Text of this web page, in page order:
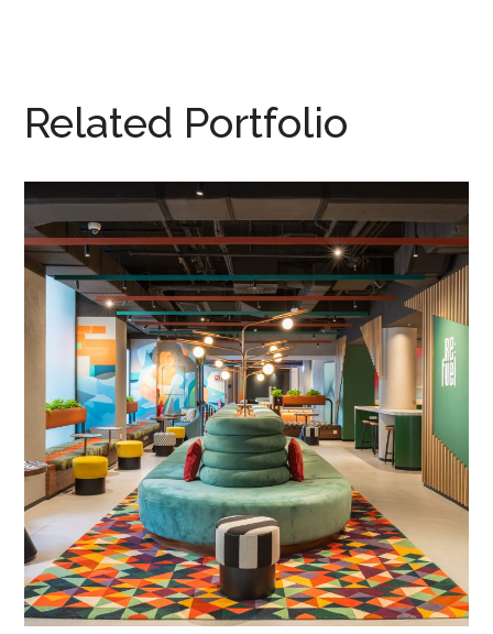
Related Portfolio
Hotel Aloft Madrid Gran Vía
CONTRACT